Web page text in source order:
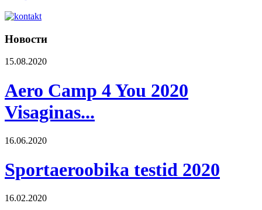
Новости
15.08.2020
Aero Camp 4 You 2020
Visaginas...
16.06.2020
Sportaeroobika testid 2020
16.02.2020